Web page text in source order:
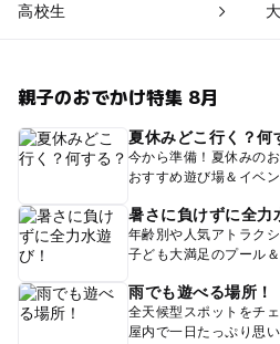
高校生
親子のおでかけ特集 8月
夏休みどこ行く？何
今から準備！夏休みの
おすすめ遊び場＆イベ
暑さに負けずに全力
年齢別や人気アトラク
子ども大満足のプール
雨でも遊べる場所！
全天候型スポットをチ
屋内で一日たっぷり思